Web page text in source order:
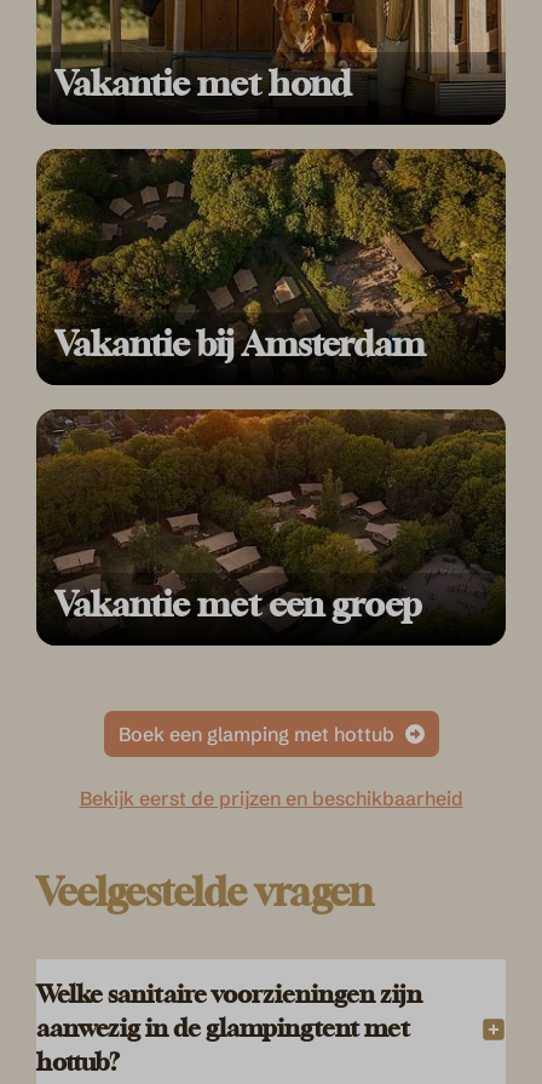
Vakantie met hond
Vakantie bij Amsterdam
Vakantie met een groep
Boek een glamping met hottub
Bekijk eerst de prijzen en beschikbaarheid
Veelgestelde vragen
Welke sanitaire voorzieningen zijn
aanwezig in de glampingtent met
hottub?